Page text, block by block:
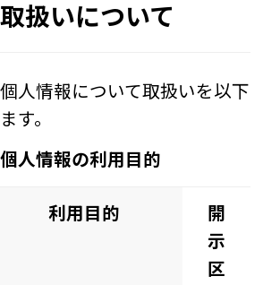
扱いについて
人情報について取扱いを以下
す。
人情報の利用目的
利用目的
開
示
区